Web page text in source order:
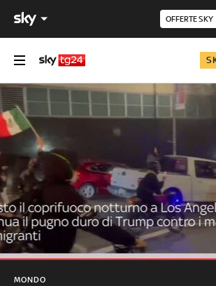
OFFERTE SKY
MONDO